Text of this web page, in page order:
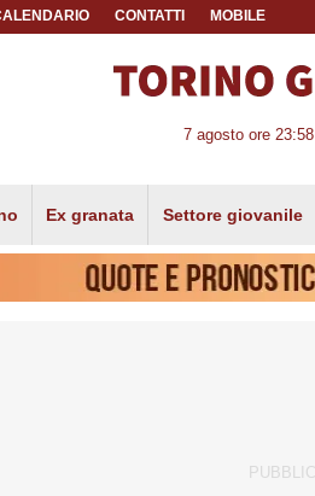
CONTATTI MOBILE
7 agosto ore 23:58
Ex granata Settore giovanile